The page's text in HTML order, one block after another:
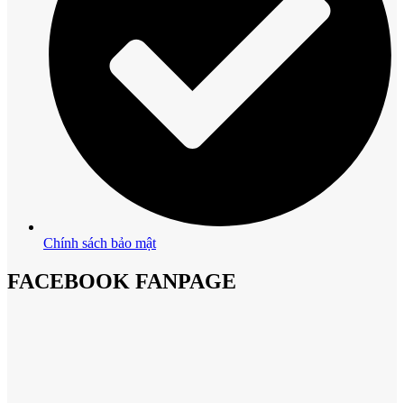
Chính sách bảo mật
FACEBOOK FANPAGE